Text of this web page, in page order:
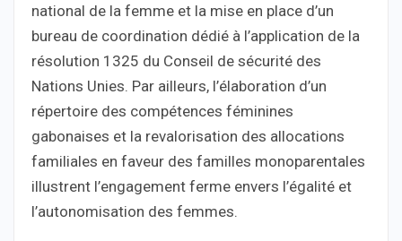
national de la femme et la mise en place d’un
bureau de coordination dédié à l’application de la
résolution 1325 du Conseil de sécurité des
Nations Unies. Par ailleurs, l’élaboration d’un
répertoire des compétences féminines
gabonaises et la revalorisation des allocations
familiales en faveur des familles monoparentales
illustrent l’engagement ferme envers l’égalité et
l’autonomisation des femmes.